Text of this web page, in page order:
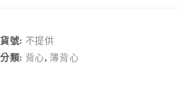
貨號: 不提供
分類: 背心, 薄背心